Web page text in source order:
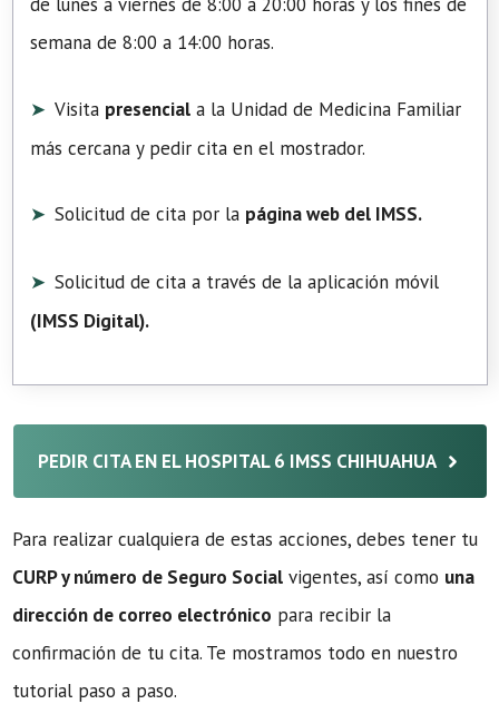
semana de 8:00 a 14:00 horas.
Visita presencial a la Unidad de Medicina Familiar
más cercana y pedir cita en el mostrador.
Solicitud de cita por la página web del IMSS.
Solicitud de cita a través de la aplicación móvil
(IMSS Digital).
PEDIR CITA EN EL HOSPITAL 6 IMSS CHIHUAHUA
Para realizar cualquiera de estas acciones, debes tener tu
CURP y número de Seguro Social vigentes, así como una
dirección de correo electrónico para recibir la
confirmación de tu cita. Te mostramos todo en nuestro
tutorial paso a paso.